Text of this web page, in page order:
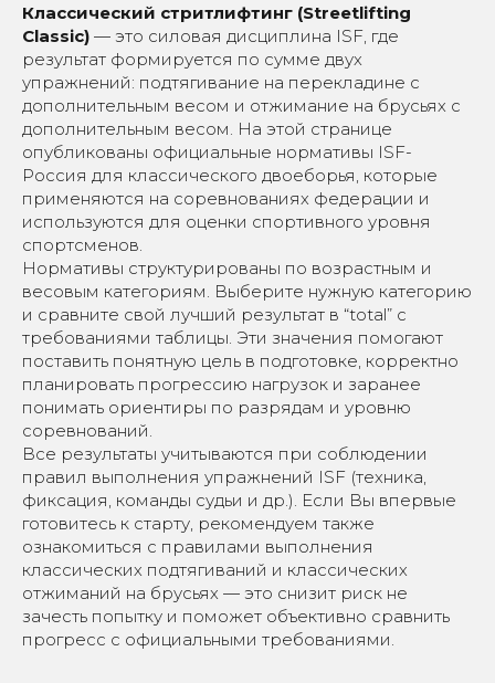
Классический стритлифтинг (Streetlifting
Classic) — это силовая дисциплина ISF, где
результат формируется по сумме двух
упражнений: подтягивание на перекладине с
дополнительным весом и отжимание на брусьях с
дополнительным весом. На этой странице
опубликованы официальные нормативы ISF-
Россия для классического двоеборья, которые
применяются на соревнованиях федерации и
используются для оценки спортивного уровня
спортсменов.
Нормативы структурированы по возрастным и
весовым категориям. Выберите нужную категорию
и сравните свой лучший результат в “total” с
требованиями таблицы. Эти значения помогают
поставить понятную цель в подготовке, корректно
планировать прогрессию нагрузок и заранее
понимать ориентиры по разрядам и уровню
соревнований.
Все результаты учитываются при соблюдении
правил выполнения упражнений ISF (техника,
фиксация, команды судьи и др.). Если Вы впервые
готовитесь к старту, рекомендуем также
ознакомиться с правилами выполнения
классических подтягиваний и классических
отжиманий на брусьях — это снизит риск не
зачесть попытку и поможет объективно сравнить
прогресс с официальными требованиями.